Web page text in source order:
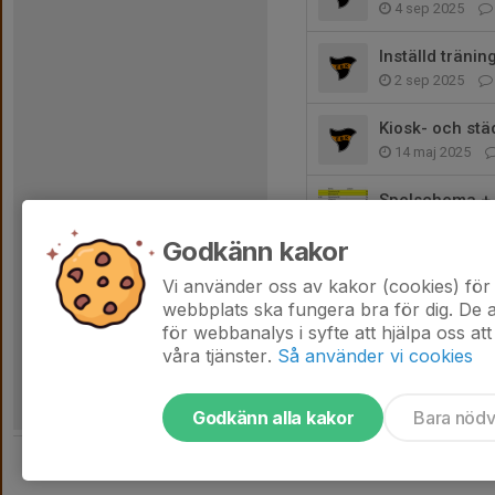
4 sep 2025
Inställd
2 sep 2025
Kiosk- och
14 maj 2025
Spelschema
Tvättschema
8 maj 2025
Godkänn kakor
Vi använder oss av kakor (cookies)
webbplats ska fungera bra för dig. De
för webbanalys i syfte att hjälpa oss
våra tjänster. Så använder vi cookies
Godkänn alla kakor Bara